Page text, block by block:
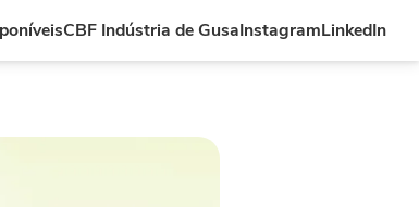
CBF Indústria de GusaInstagramLinkedIn